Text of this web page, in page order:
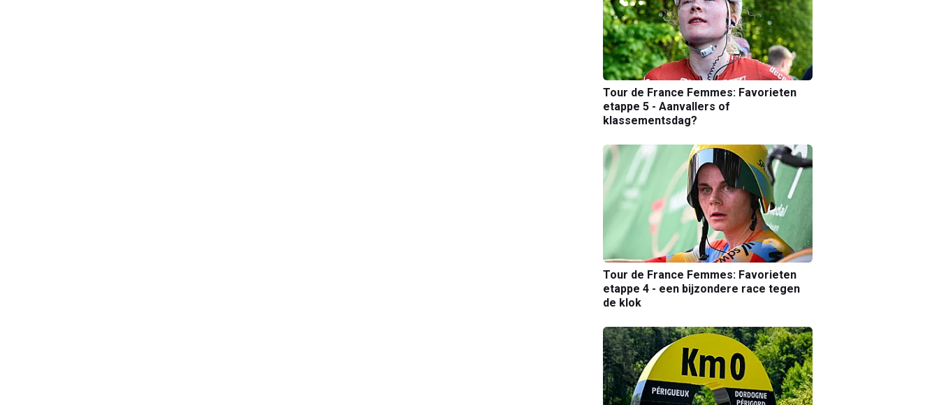
Tour de France Femmes: Favorieten
etappe 5 - Aanvallers of
klassementsdag?
Tour de France Femmes: Favorieten
etappe 4 - een bijzondere race tegen
de klok